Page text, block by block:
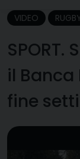
VIDEO
SPORT.
il
fine